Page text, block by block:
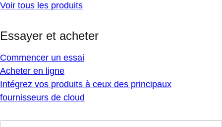
Voir tous les produits
Essayer et acheter
Commencer un essai
Acheter en ligne
Intégrez vos produits à ceux des principaux
fournisseurs de cloud